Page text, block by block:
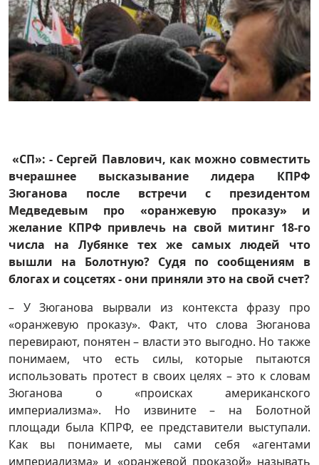
«СП»: - Сергей Павлович, как можно совместить
вчерашнее высказывание лидера КПРФ
Зюганова после встречи с президентом
Медведевым про «оранжевую проказу» и
желание КПРФ привлечь на свой митинг 18-го
числа на Лубянке тех же самых людей что
вышли на Болотную? Судя по сообщениям в
блогах и соцсетях - они приняли это на свой счет?
– У Зюганова вырвали из контекста фразу про
«оранжевую проказу». Факт, что слова Зюганова
перевирают, понятен – власти это выгодно. Но также
понимаем, что есть силы, которые пытаются
использовать протест в своих целях – это к словам
Зюганова о «происках американского
империализма». Но извините – на Болотной
площади была КПРФ, ее представители выступали.
Как вы понимаете, мы сами себя «агентами
империализма» и «оранжевой проказой» называть